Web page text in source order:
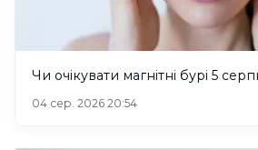
Чи очікувати магнітні бурі 5
04 сер. 2026 20:54